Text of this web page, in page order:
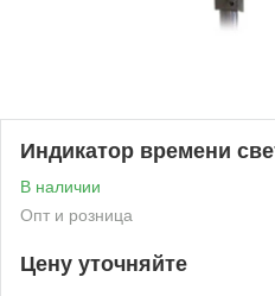
Индикатор времени
В наличии
Опт и розница
Цену уточняйте